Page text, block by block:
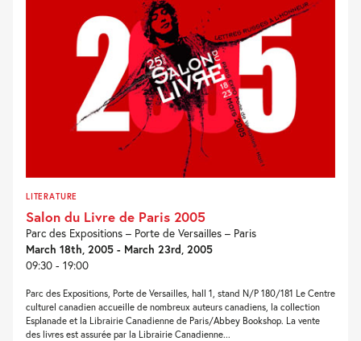
LITERATURE
Salon du Livre de Paris 2005
Parc des Expositions – Porte de Versailles – Paris
March 18th, 2005 - March 23rd, 2005
09:30 - 19:00
Parc des Expositions, Porte de Versailles, hall 1, stand N/P 180/181 Le Centre
culturel canadien accueille de nombreux auteurs canadiens, la collection
Esplanade et la Librairie Canadienne de Paris/Abbey Bookshop. La vente
des livres est assurée par la Librairie Canadienne...